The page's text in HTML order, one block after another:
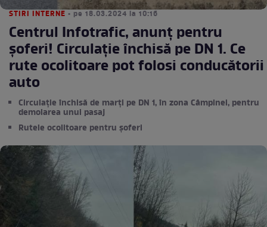
STIRI INTERNE • pe 18.03.2024 la 10:16
Centrul Infotrafic, anunț pentru
șoferi! Circulație închisă pe DN 1. Ce
rute ocolitoare pot folosi conducătorii
auto
Circulație închisă de marţi pe DN 1, în zona Câmpinei, pentru
demolarea unui pasaj
Rutele ocolitoare pentru şoferi